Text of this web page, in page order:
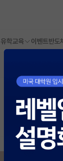
유학교육 이벤트반도